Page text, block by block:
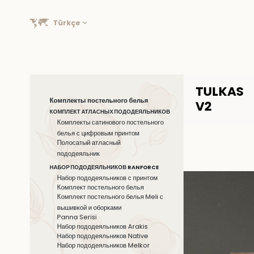
Türkçe
Комплекты постельного белья
КОМПЛЕКТ АТЛАСНЫХ ПОДОДЕЯЛЬНИКОВ
Комплекты сатинового постельного
белья с цифровым принтом
Полосатый атласный
пододеяльник
НАБОР ПОДОДЕЯЛЬНИКОВ RANFORCE
Набор пододеяльников с принтом
Комплект постельного белья
Комплект постельного белья Meli с
вышивкой и оборками
Panna Serisi
Набор пододеяльников Arakis
Hабор пододеяльников Native
Набор пододеяльников Melkor
TULKAS
V2